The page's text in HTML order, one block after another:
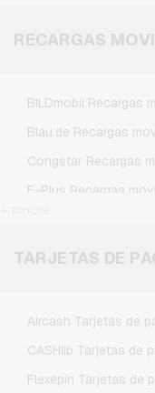
Minecraft Tarjetas
Xbox Live Tarjetas
RECARGAS
BILDmobil Recargas
Blau.de Recargas
Congstar Recargas
E-Plus Recargas
Klarmobil Recargas
TARJETAS DE
Aircash Tarjetas de
CASHlib Tarjetas de
Flexepin Tarjetas de